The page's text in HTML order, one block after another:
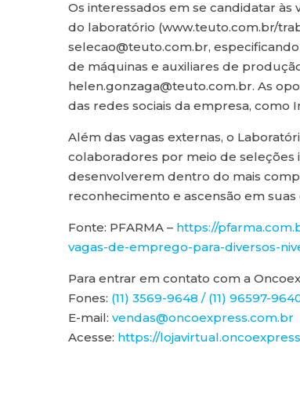
Os interessados em se candidatar
do laboratório (www.teuto.com.br/
selecao@teuto.com.br,
de máquinas e auxiliares de
helen.gonzaga@teuto.com.br. As
das redes sociais da empresa, como
Além das vagas externas, o
colaboradores por meio de seleções
desenvolverem dentro do mais
reconhecimento e ascensão em suas
Fonte: PFARMA – https://
vagas-de-emprego-para-diversos-
Para entrar em contato com a
Fones: (11) 3569-9648 / (11) 96597-
E-mail: vendas@oncoexpress.com.br
Acesse: https://